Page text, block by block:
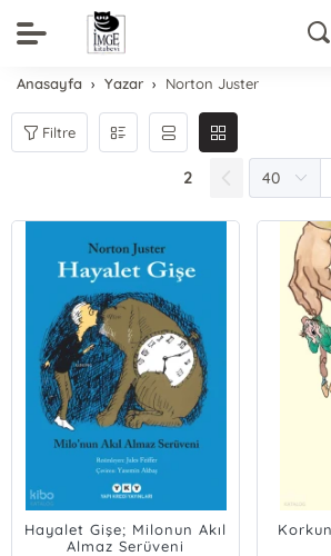
Anasayfa Yazar Norton Juster
Filtre
2
Hayalet Gişe; Milonun Akıl
Almaz Serüveni